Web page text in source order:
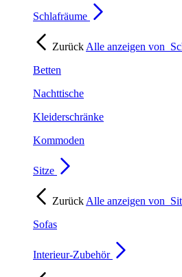
Schlafräume
Zurück Alle anzeigen von
Betten
Nachttische
Kleiderschränke
Kommoden
Sitze
Zurück Alle anzeigen von
Sofas
Interieur-Zubehör